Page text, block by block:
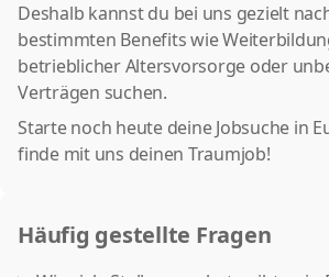
Deshalb kannst du bei uns gezielt
bestimmten Benefits wie
betrieblicher Altersvorsorge oder
Verträgen suchen.
Starte noch heute deine Jobsuche in
finde mit uns deinen Traumjob!
Häufig gestellte Fragen